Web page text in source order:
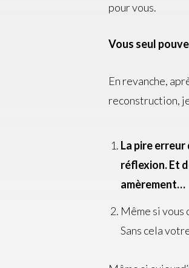
pour vous.
Vous seul
En revanche,
reconstruction,
La pire
réflexion. Et
amèrement…
Même si vous
Sans cela